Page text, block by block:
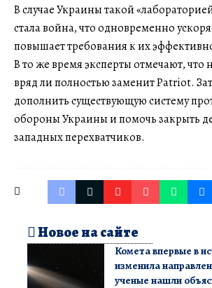
В случае Украины такой
стала война, что одновременно
повышает требования к их
В то же время эксперты отмечают, что
вряд ли полностью заменит Patriot.
дополнить существующую систему
обороны Украины и помочь закрыть
западных перехватчиков.
Новое на сайте
Комета впервые в
изменила
ученые нашли